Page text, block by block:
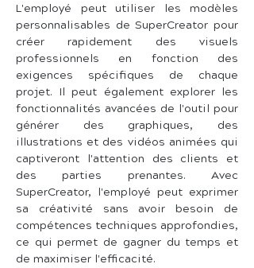
L'employé peut utiliser les modèles
personnalisables de SuperCreator pour
créer rapidement des visuels
professionnels en fonction des
exigences spécifiques de chaque
projet. Il peut également explorer les
fonctionnalités avancées de l'outil pour
générer des graphiques, des
illustrations et des vidéos animées qui
captiveront l'attention des clients et
des parties prenantes. Avec
SuperCreator, l'employé peut exprimer
sa créativité sans avoir besoin de
compétences techniques approfondies,
ce qui permet de gagner du temps et
de maximiser l'efficacité.